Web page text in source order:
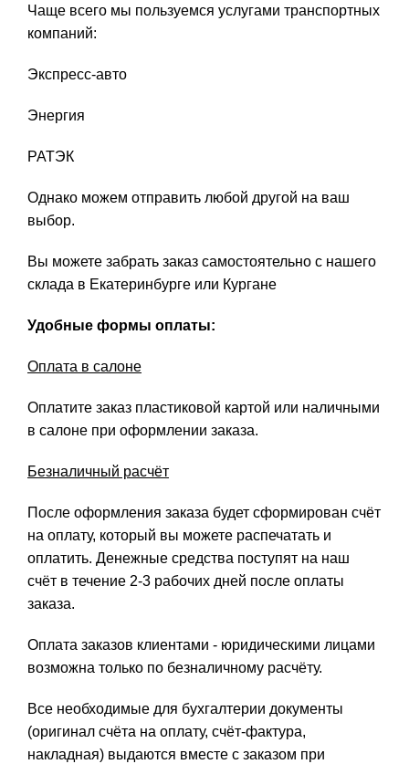
Чаще всего мы пользуемся услугами транспортных
компаний:
Экспресс-авто
Энергия
РАТЭК
Однако можем отправить любой другой на ваш
выбор.
Вы можете забрать заказ самостоятельно с нашего
склада в Екатеринбурге или Кургане
Удобные формы оплаты:
Оплата в салоне
Оплатите заказ пластиковой картой или наличными
в салоне при оформлении заказа.
Безналичный расчёт
После оформления заказа будет сформирован счёт
на оплату, который вы можете распечатать и
оплатить. Денежные средства поступят на наш
счёт в течение 2-3 рабочих дней после оплаты
заказа.
Оплата заказов клиентами - юридическими лицами
возможна только по безналичному расчёту.
Все необходимые для бухгалтерии документы
(оригинал счёта на оплату, счёт-фактура,
накладная) выдаются вместе с заказом при